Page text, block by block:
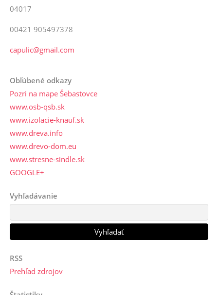
04017
00421 905497378
capulic@gmail.com
Obľúbené odkazy
Pozri na mape Šebastovce
www.osb-qsb.sk
www.izolacie-knauf.sk
www.dreva.info
www.drevo-dom.eu
www.stresne-sindle.sk
GOOGLE+
Vyhľadávanie
RSS
Prehľad zdrojov